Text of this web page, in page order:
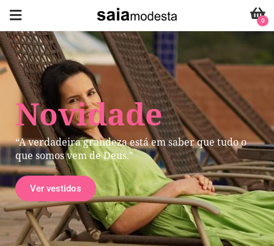
Novidade
“A verdadeira grandeza está em saber que tudo o
que somos vem de Deus."
Ver vestidos
0